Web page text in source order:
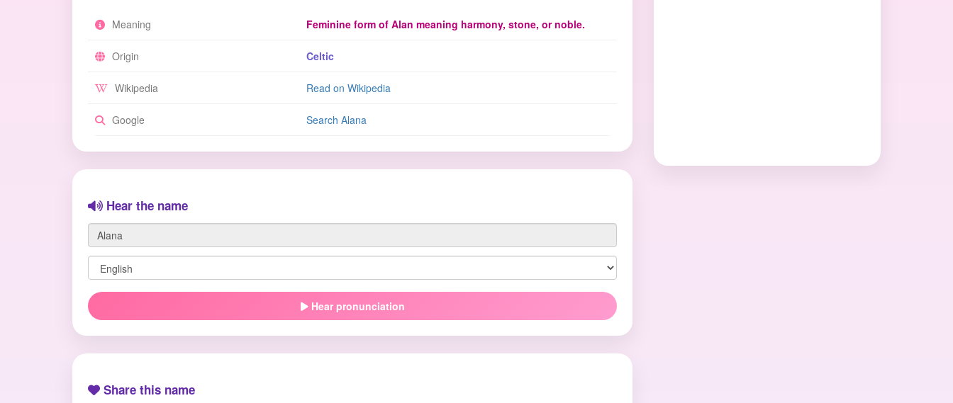
Meaning Feminine form of Alan meaning harmony, stone, or noble.
Origin Celtic
Wikipedia Read on Wikipedia
Google Search Alana
Hear the name
Hear pronunciation
Share this name